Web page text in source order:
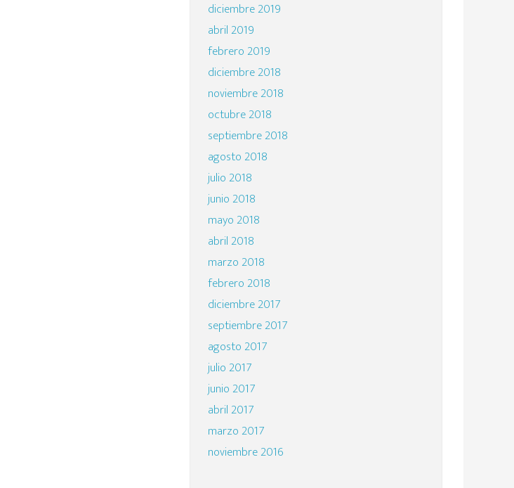
diciembre 2019
abril 2019
febrero 2019
diciembre 2018
noviembre 2018
octubre 2018
septiembre 2018
agosto 2018
julio 2018
junio 2018
mayo 2018
abril 2018
marzo 2018
febrero 2018
diciembre 2017
septiembre 2017
agosto 2017
julio 2017
junio 2017
abril 2017
marzo 2017
noviembre 2016